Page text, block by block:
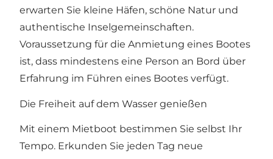
erwarten Sie kleine Häfen, schöne Natur und
authentische Inselgemeinschaften.
Voraussetzung für die Anmietung eines Bootes
ist, dass mindestens eine Person an Bord über
Erfahrung im Führen eines Bootes verfügt.
Die Freiheit auf dem Wasser genießen
Mit einem Mietboot bestimmen Sie selbst Ihr
Tempo. Erkunden Sie jeden Tag neue